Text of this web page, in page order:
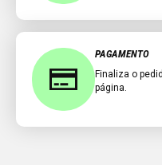
PAGAMENTO
Finaliza o
página.